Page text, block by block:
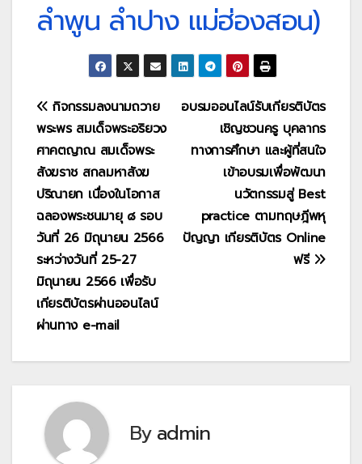
ลำพูน ลำปาง แม่ฮ่องสอน)
แนะแนว
เรื่อง
อบรมออนไลน์รับเกียรติบัตร
เชิญชวนครู บุคลากร
ทางการศึกษา และผู้ที่สนใจ
เข้าอบรมเพื่อพัฒนา
นวัตกรรมสู่ Best
practice ตามทฤษฎีพหุ
ปัญญา เกียรติบัตร Online
ฟรี
กิจกรรมลงนามถวาย
พระพร สมเด็จพระอริยวง
ศาคตญาณ สมเด็จพระ
สังฆราช สกลมหาสังฆ
ปริณายก เนื่องในโอกาส
ฉลองพระชนมายุ ๘ รอบ
วันที่ 26 มิถุนายน 2566
ระหว่างวันที่ 25-27
มิถุนายน 2566 เพื่อรับ
เกียรติบัตรผ่านออนไลน์
ผ่านทาง e-mail
Byadmin